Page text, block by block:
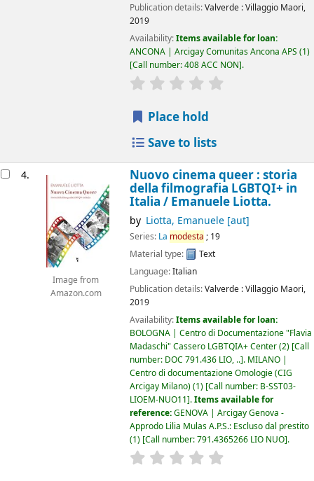
Publication details:Valverde :Villaggio Maori,
2019
Availability:Items available for loan:
ANCONA | Arcigay Comunitas Ancona APS (1)
Call number:408 ACC NON .
star rating
Place hold
Save to lists
4.
Image from
Amazon.com
Nuovo cinema queer : storia
della filmografia LGBTQI+ in
Italia / Emanuele Liotta.
by Liotta, Emanuele[aut]
Series: La modesta ; 19
Material type:
Text
Language:Italian
Publication details:Valverde :Villaggio Maori,
2019
Availability:Items available for loan:
BOLOGNA | Centro di Documentazione "Flavia
Madaschi" Cassero LGBTQIA+ Center(2) Call
number: DOC 791.436 LIO, .. . MILANO |
Centro di documentazione Omologie (CIG
Arcigay Milano)(1) Call number: B-SST03-
LIOEM-NUO11 .Items available for
reference:GENOVA | Arcigay Genova -
Approdo Lilia Mulas A.P.S.: Escluso dal prestito
(1) Call number:791.4365266 LIO NUO .
star rating